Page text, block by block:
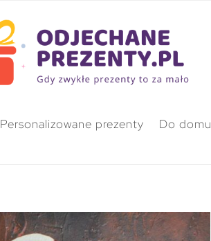
Personalizowane prezenty Do domu